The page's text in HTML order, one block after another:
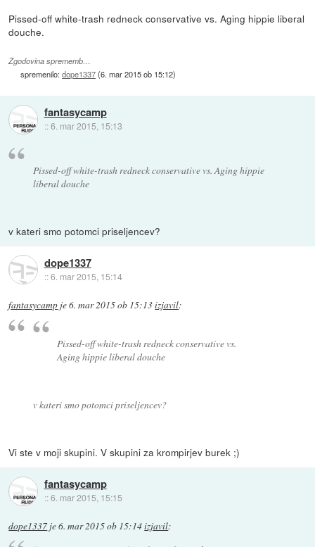
Pissed-off white-trash redneck conservative vs. Aging hippie liberal
douche.
Zgodovina sprememb…
spremenilo:dope1337(6. mar 2015 ob 15:12)
fantasycamp
::6. mar 2015, 15:13
Pissed-off white-trash redneck conservative vs. Aging hippie
liberal douche
v kateri smo potomci priseljencev?
dope1337
::6. mar 2015, 15:14
fantasycamp je6. mar 2015 ob 15:13izjavil:
Pissed-off white-trash redneck conservative vs.
Aging hippie liberal douche
v kateri smo potomci priseljencev?
Vi ste v moji skupini. V skupini za krompirjev burek ;)
fantasycamp
::6. mar 2015, 15:15
dope1337 je6. mar 2015 ob 15:14izjavil: